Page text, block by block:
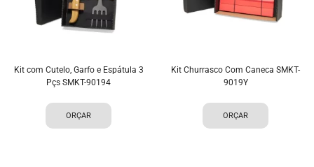
Kit com Cutelo, Garfo e Espátula 3
Pçs SMKT-90194
ORÇAR
Kit Churrasco Com Caneca SMKT-
9019Y
ORÇAR